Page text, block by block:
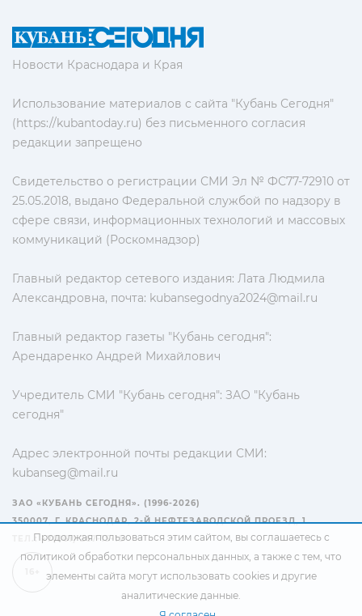
Новости Краснодара и Края
Использование материалов с сайта "Кубань Сегодня"
(https://kubantoday.ru) без письменного согласия
редакции запрещено
Свидетельство о регистрации СМИ Эл № ФС77-72910 от
25.05.2018, выдано Федеральной службой по надзору в
сфере связи, информационных технологий и массовых
коммуникаций (Роскомнадзор)
Главный редактор сетевого издания: Лата Людмила
Александровна, почта: kubansegodnya2024@mail.ru
Главный редактор газеты "Кубань сегодня":
Арендаренко Андрей Михайлович
Учредитель СМИ "Кубань сегодня": ЗАО "Кубань
сегодня"
Адрес электронной почты редакции СМИ:
kubanseg@mail.ru
ЗАО «КУБАНЬ СЕГОДНЯ». (1996-2026)
350007, Г. КРАСНОДАР, 2-Й НЕФТЕЗАВОДСКОЙ ПРОЕЗД, 1
ТЕЛ.: +7(861) 267-15-15
Продолжая пользоваться этим сайтом, вы соглашаетесь с
политикой обработки персональных данных, а также с тем, что
элементы сайта могут использовать cookies и другие
аналитические данные.